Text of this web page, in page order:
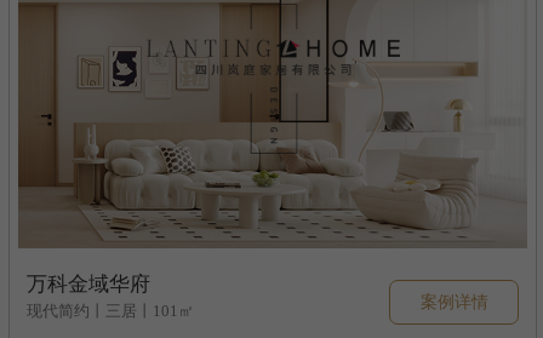
万科金域华府
现代简约丨三居丨101㎡ 案例详情